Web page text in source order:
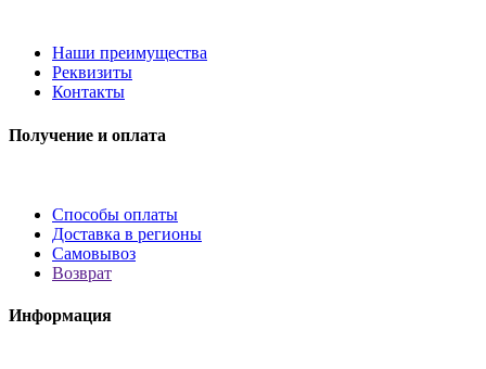
Наши преимущества
Реквизиты
Контакты
Получение и оплата
Способы оплаты
Доставка в регионы
Самовывоз
Возврат
Информация